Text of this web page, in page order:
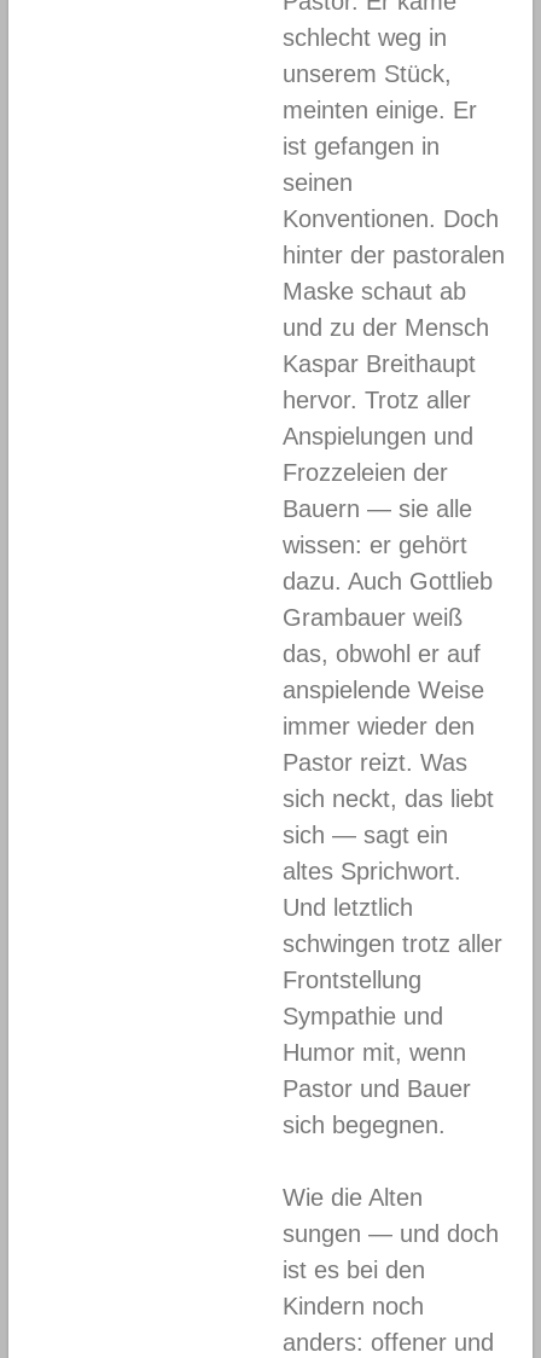
schlecht weg in
unserem Stück,
meinten einige. Er
ist gefangen in
seinen
Konventionen. Doch
hinter der pastoralen
Maske schaut ab
und zu der Mensch
Kaspar Breithaupt
hervor. Trotz aller
Anspielungen und
Frozzeleien der
Bauern — sie alle
wissen: er gehört
dazu. Auch Gottlieb
Grambauer weiß
das, obwohl er auf
anspielende Weise
immer wieder den
Pastor reizt. Was
sich neckt, das liebt
sich — sagt ein
altes Sprichwort.
Und letztlich
schwingen trotz aller
Frontstellung
Sympathie und
Humor mit, wenn
Pastor und Bauer
sich begegnen.
Wie die Alten
sungen — und doch
ist es bei den
Kindern noch
anders: offener und